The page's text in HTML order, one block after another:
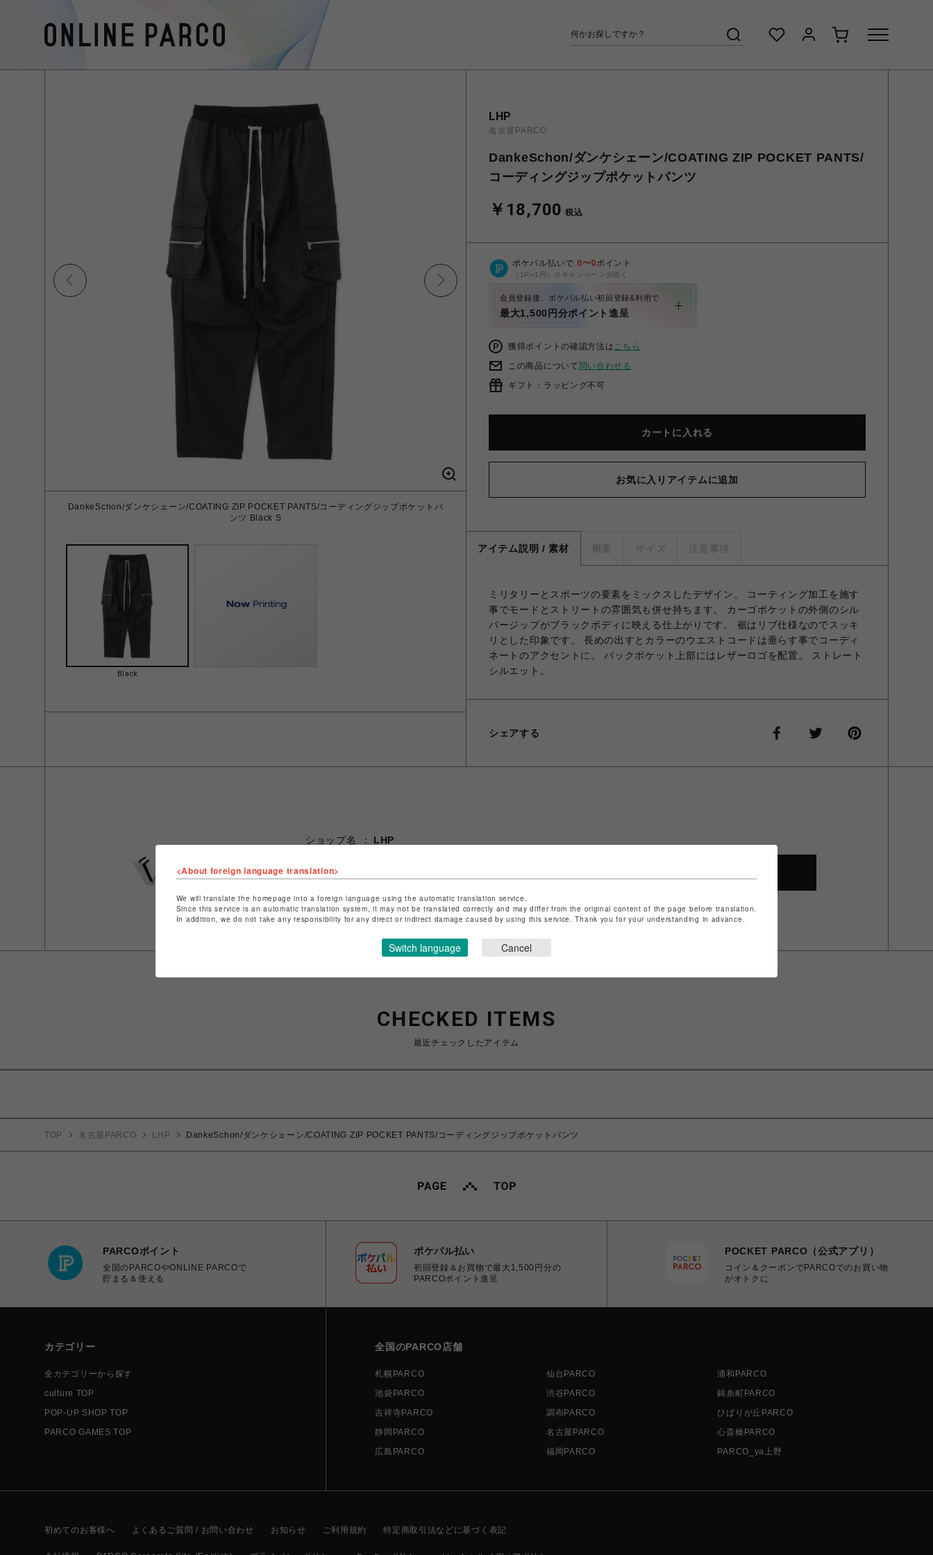
DankeSchon/ダンケシェーン/COATING ZIP POCKET PANTS/コーディングジップポケットパ
ンツ Black S
Black
LHP
名古屋PARCO
DankeSchon/ダンケシェーン/COATING ZIP POCKET PANTS/
コーディングジップポケットパンツ
￥18,700 税込
ポケパル払いで 0〜0ポイント
（1P=1円）※キャンペーン分除く
会員登録後、ポケパル払い初回登録&利用で
最大1,500円分ポイント進呈
獲得ポイントの確認方法はこちら
この商品について 問い合わせる
ギフト：ラッピング不可
カートに入れる
お気に入りアイテムに追加
アイテム説明 / 素材 概要 サイズ 注意事項
ミリタリーとスポーツの要素をミックスしたデザイン。 コーティング加工を施す
事でモードとストリートの雰囲気も併せ持ちます。 カーゴポケットの外側のシル
バージップがブラックボディに映える仕上がりです。 裾はリブ仕様なのでスッキ
リとした印象です。 長めの出すとカラーのウエストコードは垂らす事でコーディ
ネートのアクセントに。 バックポケット上部にはレザーロゴを配置。 ストレート
シルエット。
シェアする
ショップ名
LHP
ショップお問い合わせはこちら
CHECKED ITEMS
最近チェックしたアイテム
TOP 名古屋PARCO LHP DankeSchon/ダンケシェーン/COATING ZIP POCKET PANTS/コーディングジップポケットパンツ
PARCOポイント
全国のPARCOやONLINE PARCOで
貯まる＆使える
ポケパル払い
初回登録＆お買物で最大1,500円分の
PARCOポイント進呈
POCKET PARCO（公式アプリ）
コイン＆クーポンでPARCOでのお買い物
がオトクに
カテゴリー
全カテゴリーから探す
culture TOP
POP-UP SHOP TOP
PARCO GAMES TOP
全国のPARCO店舗
札幌PARCO 仙台PARCO
浦和PARCO
池袋PARCO
渋谷PARCO
錦糸町PARCO
吉祥寺PARCO
調布PARCO
ひばりが丘PARCO
静岡PARCO
名古屋PARCO
心斎橋PARCO
広島PARCO
福岡PARCO PARCO_ya上野
初めてのお客様へ よくあるご質問 / お問い合わせ お知らせ ご利用規約 特定商取引法などに基づく表記
<About foreign language translation>
We will translate the homepage into a foreign language using the automatic translation service.
Since this service is an automatic translation system, it may not be translated correctly and may differ from the original content of the page before translation.
In addition, we do not take any responsibility for any direct or indirect damage caused by using this service. Thank you for your understanding in advance.
Switch language Cancel